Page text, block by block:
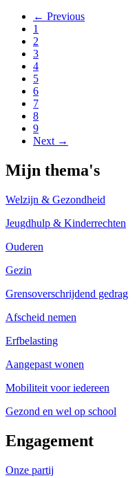
← Previous
1
2
3
4
5
6
7
8
9
Next →
Mijn thema's
Welzijn & Gezondheid
Jeugdhulp & Kinderrechten
Ouderen
Gezin
Grensoverschrijdend gedrag
Afscheid nemen
Erfbelasting
Aangepast wonen
Mobiliteit voor iedereen
Gezond en wel op school
Engagement
Onze partij